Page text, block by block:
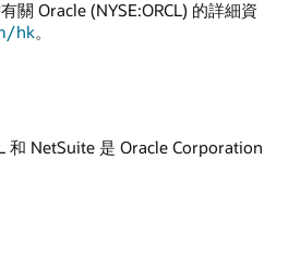
關 Oracle (NYSE:ORCL) 的詳細資
hk。
和 NetSuite 是 Oracle Corporation